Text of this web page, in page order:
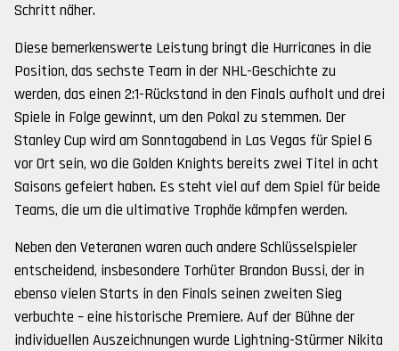
Schritt näher.
Diese bemerkenswerte Leistung bringt die Hurricanes in die
Position, das sechste Team in der NHL-Geschichte zu
werden, das einen 2:1-Rückstand in den Finals aufholt und drei
Spiele in Folge gewinnt, um den Pokal zu stemmen. Der
Stanley Cup wird am Sonntagabend in Las Vegas für Spiel 6
vor Ort sein, wo die Golden Knights bereits zwei Titel in acht
Saisons gefeiert haben. Es steht viel auf dem Spiel für beide
Teams, die um die ultimative Trophäe kämpfen werden.
Neben den Veteranen waren auch andere Schlüsselspieler
entscheidend, insbesondere Torhüter Brandon Bussi, der in
ebenso vielen Starts in den Finals seinen zweiten Sieg
verbuchte – eine historische Premiere. Auf der Bühne der
individuellen Auszeichnungen wurde Lightning-Stürmer Nikita